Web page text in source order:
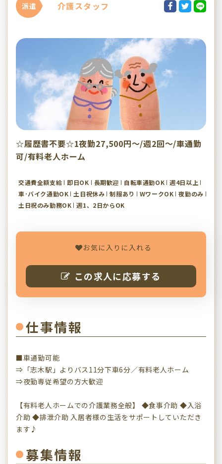
派遣 介護スタッフ
☆履歴書不要☆1夜勤27,500円～/週2回～/車通勤
可/有料老人ホーム
交通費全額支給 即日OK 長期歓迎 自転車通勤OK
週4日以上
車･バイク通勤OK
土日祝休み 制服あり WワークOK
夜勤のみ
土日祝のみ勤務OK
週1、2日からOK
お気に入りに入れる
この求人に応募する
仕事情報
■車通勤可能
⇒「志木駅」よりバス11分下車6分／有料老人ホーム
⇒夜勤専従希望の方大歓迎
【有料老人ホームでの介護業務全般】 ◆食事介助 ◆入浴
介助 ◆排泄介助 入居者様の生活をサポートしていただき
ます♪
募集情報